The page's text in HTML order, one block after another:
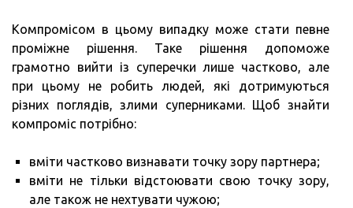
Компромісом в цьому випадку може стати певне
проміжне рішення. Таке рішення допоможе
грамотно вийти із суперечки лише частково, але
при цьому не робить людей, які дотримуються
різних поглядів, злими суперниками. Щоб знайти
компроміс потрібно:
вміти частково визнавати точку зору партнера;
вміти не тільки відстоювати свою точку зору,
але також не нехтувати чужою;